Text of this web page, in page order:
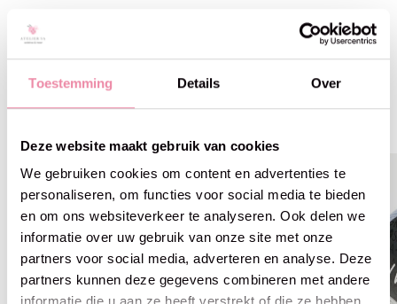
Toestemming Details Over
Deze website maakt gebruik van cookies
We gebruiken cookies om content en advertenties te
personaliseren, om functies voor social media te bieden
en om ons websiteverkeer te analyseren. Ook delen we
informatie over uw gebruik van onze site met onze
partners voor social media, adverteren en analyse. Deze
partners kunnen deze gegevens combineren met andere
Gerelateerde producten